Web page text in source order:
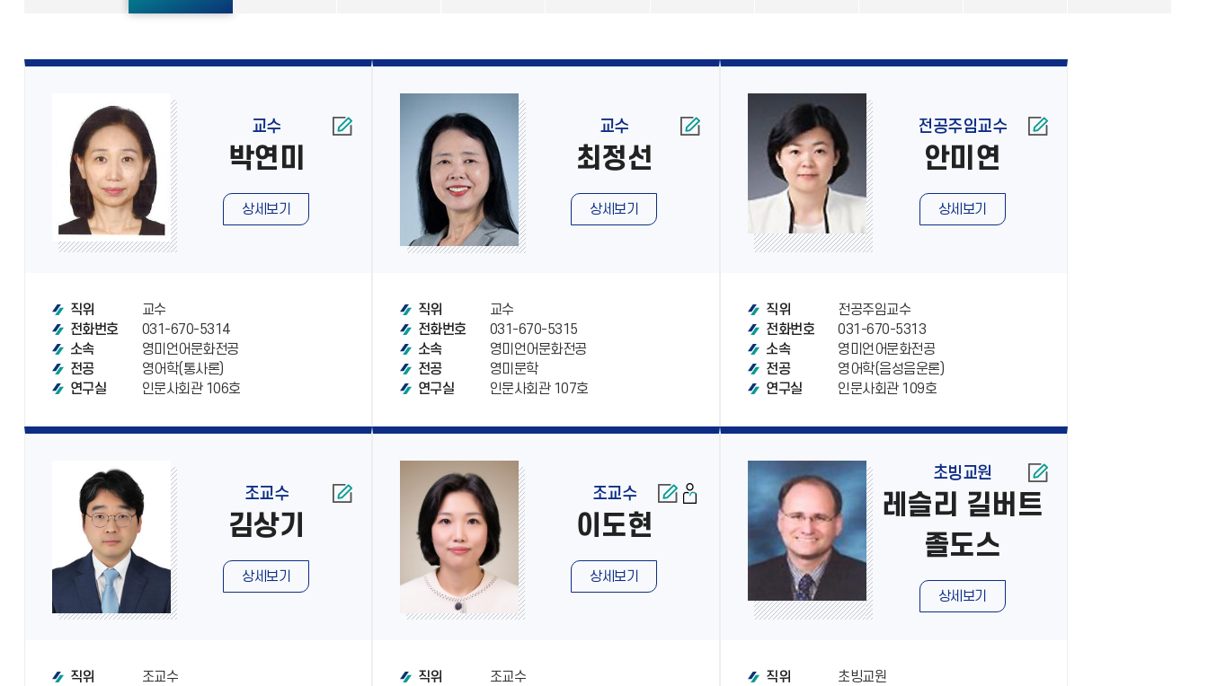
교수
박연미
상세보기
직위
교수
전화번호
031-670-5314
소속
영미언어문화전공
전공
영어학(통사론)
연구실
인문사회관 106호
교수
최정선
상세보기
직위
교수
전화번호
031-670-5315
소속
영미언어문화전공
전공
영미문학
연구실
인문사회관 107호
전공주임교수
안미연
상세보기
직위
전공주임교수
전화번호
031-670-5313
소속
영미언어문화전공
전공
영어학(음성음운론)
연구실
인문사회관 109호
조교수
김상기
상세보기
직위
조교수
조교수
이도현
상세보기
직위
조교수
초빙교원
레슬리 길버트
졸도스
상세보기
직위
초빙교원